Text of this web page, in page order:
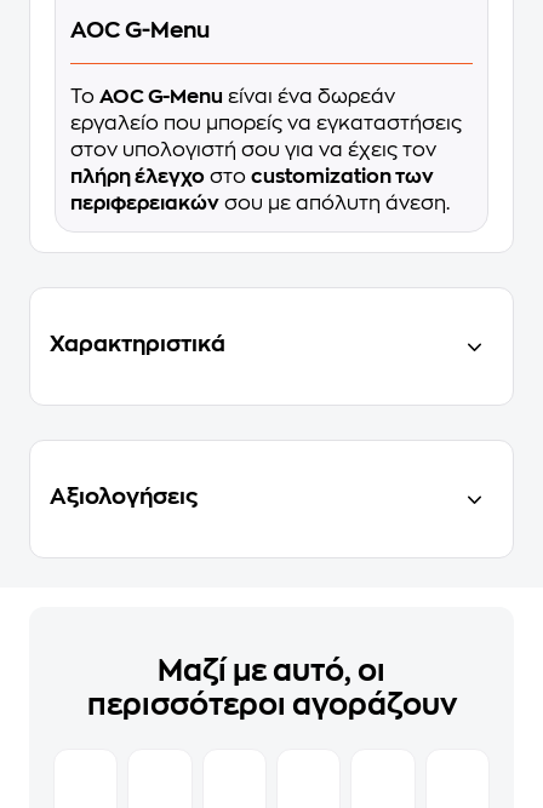
AOC G-Menu
Το AOC G-Menu είναι ένα δωρεάν
εργαλείο που μπορείς να εγκαταστήσεις
στον υπολογιστή σου για να έχεις τον
πλήρη έλεγχο στο customization των
περιφερειακών σου με απόλυτη άνεση.
Χαρακτηριστικά
Αξιολογήσεις
Μαζί με αυτό, οι
περισσότεροι αγοράζουν